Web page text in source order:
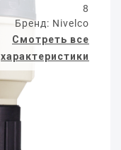
8
Бренд: Nivelco
Смотреть все
характеристики